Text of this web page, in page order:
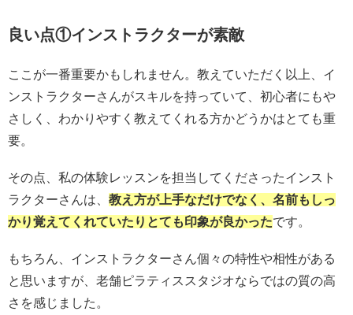
良い点①インストラクターが素敵
ここが一番重要かもしれません。教えていただく以上、イ
ンストラクターさんがスキルを持っていて、初心者にもや
さしく、わかりやすく教えてくれる方かどうかはとても重
要。
その点、私の体験レッスンを担当してくださったインスト
ラクターさんは、 教え方が上手なだけでなく、名前もしっ
かり覚えてくれていたり とても印象が良かったです。
もちろん、インストラクターさん個々の特性や相性がある
と思いますが、老舗ピラティススタジオならではの質の高
さを感じました。